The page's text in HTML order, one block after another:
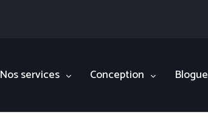
Nos services Conception Blogue